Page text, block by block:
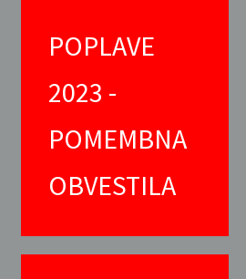
POPLAVE
2023 -
POMEMBNA
OBVESTILA